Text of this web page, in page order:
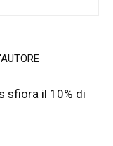
sfiora il 10% di